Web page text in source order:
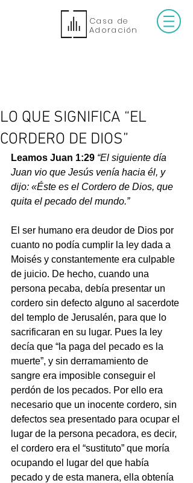
Casa de
Adoración
LO QUE SIGNIFICA “EL
CORDERO DE DIOS”
Leamos Juan 1:29 “El siguiente día
Juan vio que Jesús venía hacia él, y
dijo: «Éste es el Cordero de Dios, que
quita el pecado del mundo.”
El ser humano era deudor de Dios por
cuanto no podía cumplir la ley dada a
Moisés y constantemente era culpable
de juicio. De hecho, cuando una
persona pecaba, debía presentar un
cordero sin defecto alguno al sacerdote
del templo de Jerusalén, para que lo
sacrificaran en su lugar. Pues la ley
decía que “la paga del pecado es la
muerte”, y sin derramamiento de
sangre era imposible conseguir el
perdón de los pecados. Por ello era
necesario que un inocente cordero, sin
defectos sea presentado para ocupar el
lugar de la persona pecadora, es decir,
el cordero era el “sustituto” que moría
ocupando el lugar del que había
pecado y de esta manera, ella obtenía